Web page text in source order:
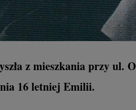
z mieszkania przy ul.
16 letniej Emilii.